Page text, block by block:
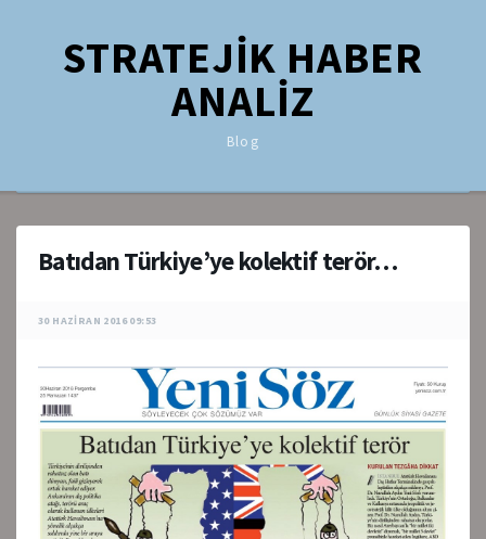
STRATEJİK HABER
ANALİZ
Blog
Batıdan Türkiye’ye kolektif terör…
30 HAZIRAN 2016 09:53